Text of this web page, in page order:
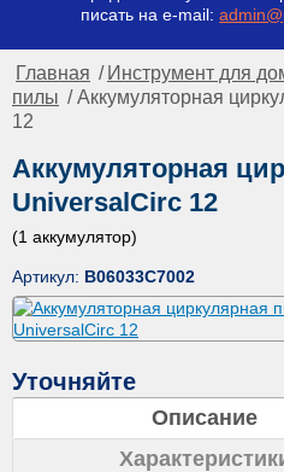
писать на e-mail:
Главная / Инструмент для
пилы / Аккумуляторная
12
Аккумуляторная
UniversalCirc 12
(1 аккумулятор)
Артикул: B06033C7002
Уточняйте
Описание